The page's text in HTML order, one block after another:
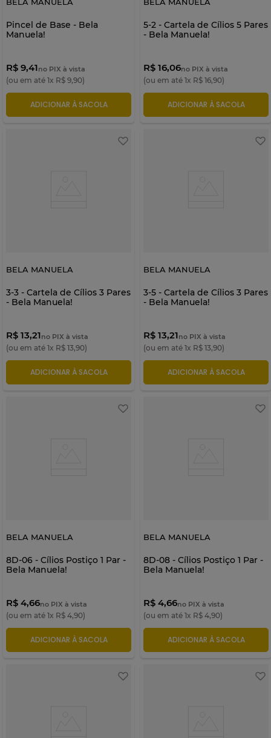
Pincel de Base - Bela
Manuela!
R$ 9,41no PIX à vista
(ou em até 1x R$ 9,90)
ADICIONAR À SACOLA
5-2 - Cartela de Cílios 5 Pares
- Bela Manuela!
R$ 16,06no PIX à vista
(ou em até 1x R$ 16,90)
ADICIONAR À SACOLA
BELA MANUELA
3-3 - Cartela de Cílios 3 Pares
- Bela Manuela!
R$ 13,21no PIX à vista
(ou em até 1x R$ 13,90)
ADICIONAR À SACOLA
BELA MANUELA
3-5 - Cartela de Cílios 3 Pares
- Bela Manuela!
R$ 13,21no PIX à vista
(ou em até 1x R$ 13,90)
ADICIONAR À SACOLA
BELA MANUELA
8D-06 - Cílios Postiço 1 Par -
Bela Manuela!
R$ 4,66no PIX à vista
(ou em até 1x R$ 4,90)
ADICIONAR À SACOLA
BELA MANUELA
8D-08 - Cílios Postiço 1 Par -
Bela Manuela!
R$ 4,66no PIX à vista
(ou em até 1x R$ 4,90)
ADICIONAR À SACOLA